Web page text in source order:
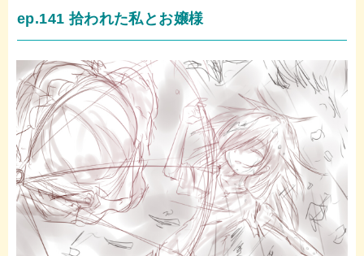
ep.141 拾われた私とお嬢様